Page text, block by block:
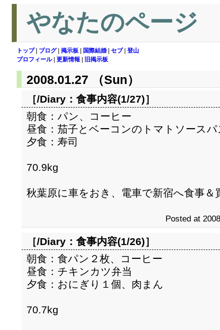
やなたのページ
トップ| ブログ| 掲示板 国際結婚 セブ| 登山
プロフィール| 更新情報 旧掲示板
2008.01.27 （Sun）
［/Diary： 食事内容(1/27)］
朝食：パン、コーヒー
昼食：茄子とベーコンのトマトソース
夕食：寿司
70.9kg
秋葉原に車をおき、電車で新宿へ食事＆
Posted at
［/Diary： 食事内容(1/26)］
朝食：食パン２枚、コーヒー
昼食：チキンカツ弁当
夕食：おにぎり１個、肉まん
70.7kg